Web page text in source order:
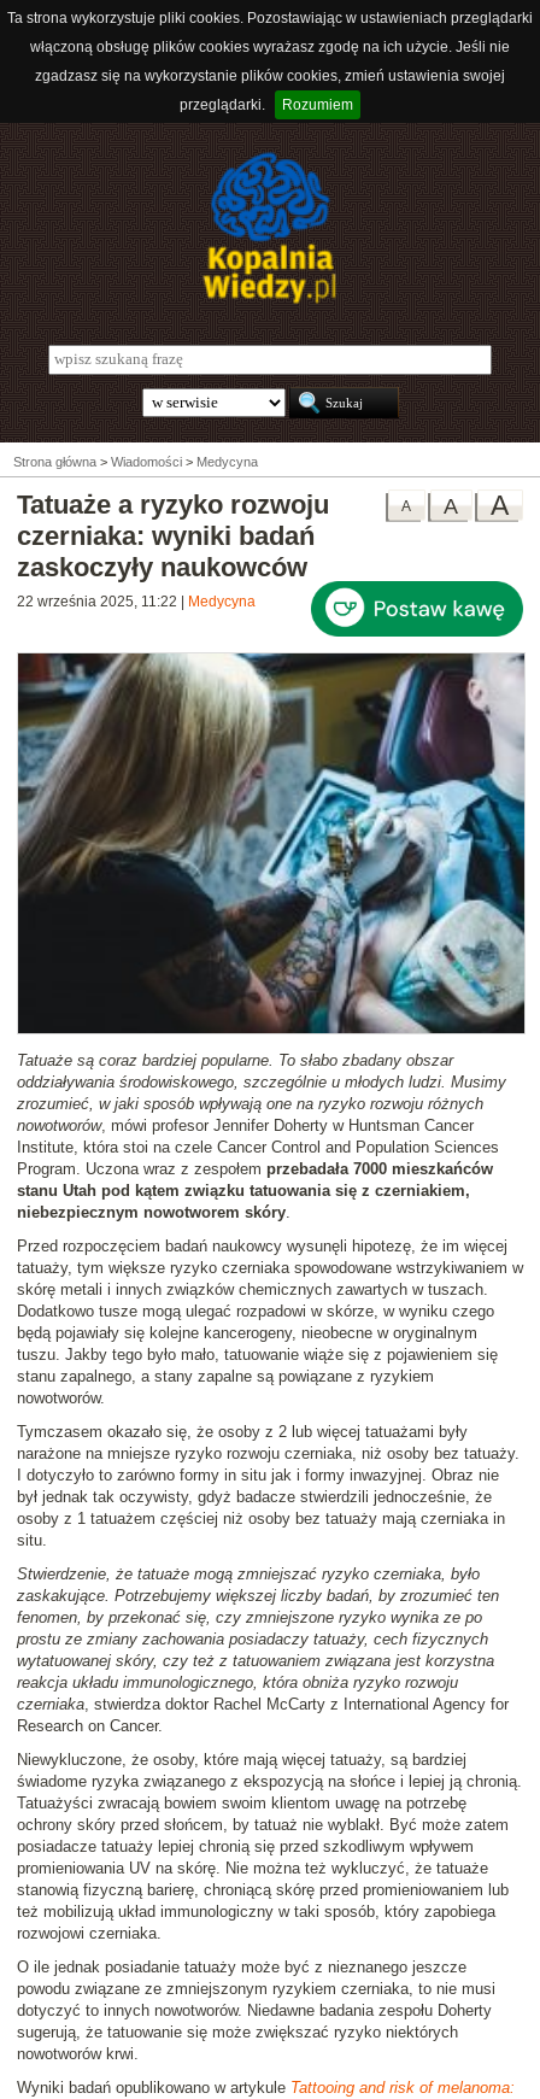
Ta strona wykorzystuje pliki cookies. Pozostawiając w ustawieniach przeglądarki
włączoną obsługę plików cookies wyrażasz zgodę na ich użycie. Jeśli nie
zgadzasz się na wykorzystanie plików cookies, zmień ustawienia swojej
przeglądarki.
Rozumiem
Strona główna > Wiadomości > Medycyna
A
A
A
Tatuaże a ryzyko rozwoju
czerniaka: wyniki badań
zaskoczyły naukowców
22 września 2025, 11:22 Medycyna
Tatuaże są coraz bardziej popularne. To słabo zbadany obszar
oddziaływania środowiskowego, szczególnie u młodych ludzi. Musimy
zrozumieć, w jaki sposób wpływają one na ryzyko rozwoju różnych
nowotworów, mówi profesor Jennifer Doherty w Huntsman Cancer
Institute, która stoi na czele Cancer Control and Population Sciences
Program. Uczona wraz z zespołem przebadała 7000 mieszkańców
stanu Utah pod kątem związku tatuowania się z czerniakiem,
niebezpiecznym nowotworem skóry.
Przed rozpoczęciem badań naukowcy wysunęli hipotezę, że im więcej
tatuaży, tym większe ryzyko czerniaka spowodowane wstrzykiwaniem w
skórę metali i innych związków chemicznych zawartych w tuszach.
Dodatkowo tusze mogą ulegać rozpadowi w skórze, w wyniku czego
będą pojawiały się kolejne kancerogeny, nieobecne w oryginalnym
tuszu. Jakby tego było mało, tatuowanie wiąże się z pojawieniem się
stanu zapalnego, a stany zapalne są powiązane z ryzykiem
nowotworów.
Tymczasem okazało się, że osoby z 2 lub więcej tatuażami były
narażone na mniejsze ryzyko rozwoju czerniaka, niż osoby bez tatuaży.
I dotyczyło to zarówno formy in situ jak i formy inwazyjnej. Obraz nie
był jednak tak oczywisty, gdyż badacze stwierdzili jednocześnie, że
osoby z 1 tatuażem częściej niż osoby bez tatuaży mają czerniaka in
situ.
Stwierdzenie, że tatuaże mogą zmniejszać ryzyko czerniaka, było
zaskakujące. Potrzebujemy większej liczby badań, by zrozumieć ten
fenomen, by przekonać się, czy zmniejszone ryzyko wynika ze po
prostu ze zmiany zachowania posiadaczy tatuaży, cech fizycznych
wytatuowanej skóry, czy też z tatuowaniem związana jest korzystna
reakcja układu immunologicznego, która obniża ryzyko rozwoju
czerniaka, stwierdza doktor Rachel McCarty z International Agency for
Research on Cancer.
Niewykluczone, że osoby, które mają więcej tatuaży, są bardziej
świadome ryzyka związanego z ekspozycją na słońce i lepiej ją chronią.
Tatuażyści zwracają bowiem swoim klientom uwagę na potrzebę
ochrony skóry przed słońcem, by tatuaż nie wyblakł. Być może zatem
posiadacze tatuaży lepiej chronią się przed szkodliwym wpływem
promieniowania UV na skórę. Nie można też wykluczyć, że tatuaże
stanowią fizyczną barierę, chroniącą skórę przed promieniowaniem lub
też mobilizują układ immunologiczny w taki sposób, który zapobiega
rozwojowi czerniaka.
O ile jednak posiadanie tatuaży może być z nieznanego jeszcze
powodu związane ze zmniejszonym ryzykiem czerniaka, to nie musi
dotyczyć to innych nowotworów. Niedawne badania zespołu Doherty
sugerują, że tatuowanie się może zwiększać ryzyko niektórych
nowotworów krwi.
Wyniki badań opublikowano w artykule Tattooing and risk of melanoma: